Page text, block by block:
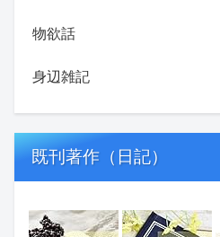
物欲話
身辺雑記
既刊著作（日記）